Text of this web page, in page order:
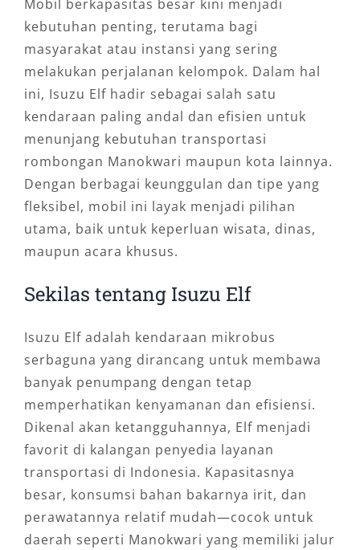
Mobil berkapasitas besar kini menjadi
kebutuhan penting, terutama bagi
masyarakat atau instansi yang sering
melakukan perjalanan kelompok. Dalam hal
ini, Isuzu Elf hadir sebagai salah satu
kendaraan paling andal dan efisien untuk
menunjang kebutuhan transportasi
rombongan Manokwari maupun kota lainnya.
Dengan berbagai keunggulan dan tipe yang
fleksibel, mobil ini layak menjadi pilihan
utama, baik untuk keperluan wisata, dinas,
maupun acara khusus.
Sekilas tentang Isuzu Elf
Isuzu Elf adalah kendaraan mikrobus
serbaguna yang dirancang untuk membawa
banyak penumpang dengan tetap
memperhatikan kenyamanan dan efisiensi.
Dikenal akan ketangguhannya, Elf menjadi
favorit di kalangan penyedia layanan
transportasi di Indonesia. Kapasitasnya
besar, konsumsi bahan bakarnya irit, dan
perawatannya relatif mudah—cocok untuk
daerah seperti Manokwari yang memiliki jalur